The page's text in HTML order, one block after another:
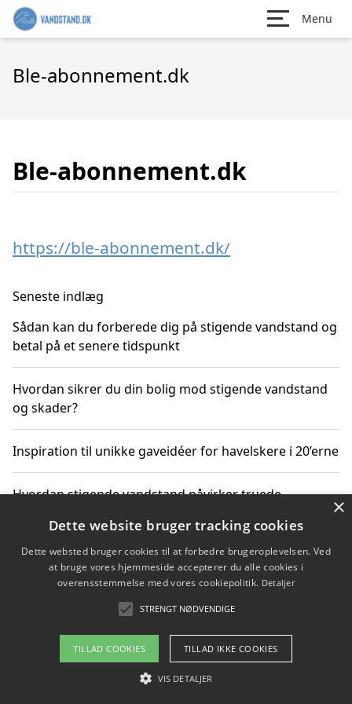
Menu
Ble-abonnement.dk
Ble-abonnement.dk
https://ble-abonnement.dk/
Seneste indlæg
Sådan kan du forberede dig på stigende vandstand og
betal på et senere tidspunkt
Hvordan sikrer du din bolig mod stigende vandstand
og skader?
Inspiration til unikke gaveidéer for havelskere i 20’erne
Hvordan stigende vandstand påvirker truede
Sådan vælger du de bedste vandrerygsække til
vandreture i Danmark
Copyright 2026 - Pilanto Aps
Om / kontakt
×
Dette website bruger tracking cookies
Dette websted bruger cookies til at forbedre brugeroplevelsen. Ved
at bruge vores hjemmeside accepterer du alle cookies i
overensstemmelse med vores cookiepolitik. Detaljer
STRENGT NØDVENDIGE
TILLAD COOKIES TILLAD IKKE COOKIES
VIS DETALJER